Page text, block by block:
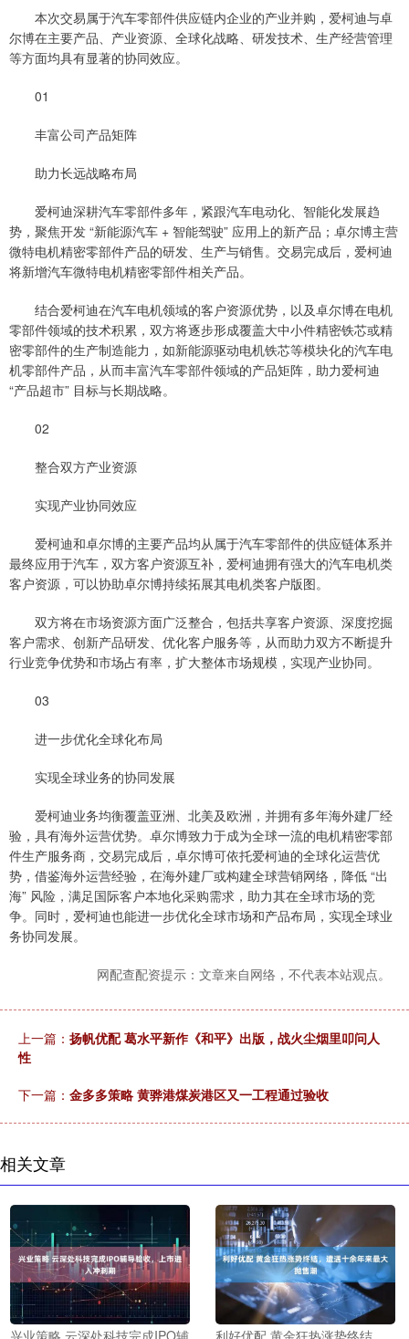
本次交易属于汽车零部件供应链内企业的产业并购，爱柯迪与卓
尔博在主要产品、产业资源、全球化战略、研发技术、生产经营管理
等方面均具有显著的协同效应。
01
丰富公司产品矩阵
助力长远战略布局
爱柯迪深耕汽车零部件多年，紧跟汽车电动化、智能化发展趋
势，聚焦开发 “新能源汽车 + 智能驾驶” 应用上的新产品；卓尔博主营
微特电机精密零部件产品的研发、生产与销售。交易完成后，爱柯迪
将新增汽车微特电机精密零部件相关产品。
结合爱柯迪在汽车电机领域的客户资源优势，以及卓尔博在电机
零部件领域的技术积累，双方将逐步形成覆盖大中小件精密铁芯或精
密零部件的生产制造能力，如新能源驱动电机铁芯等模块化的汽车电
机零部件产品，从而丰富汽车零部件领域的产品矩阵，助力爱柯迪
“产品超市” 目标与长期战略。
02
整合双方产业资源
实现产业协同效应
爱柯迪和卓尔博的主要产品均从属于汽车零部件的供应链体系并
最终应用于汽车，双方客户资源互补，爱柯迪拥有强大的汽车电机类
客户资源，可以协助卓尔博持续拓展其电机类客户版图。
双方将在市场资源方面广泛整合，包括共享客户资源、深度挖掘
客户需求、创新产品研发、优化客户服务等，从而助力双方不断提升
行业竞争优势和市场占有率，扩大整体市场规模，实现产业协同。
03
进一步优化全球化布局
实现全球业务的协同发展
爱柯迪业务均衡覆盖亚洲、北美及欧洲，并拥有多年海外建厂经
验，具有海外运营优势。卓尔博致力于成为全球一流的电机精密零部
件生产服务商，交易完成后，卓尔博可依托爱柯迪的全球化运营优
势，借鉴海外运营经验，在海外建厂或构建全球营销网络，降低 “出
海” 风险，满足国际客户本地化采购需求，助力其在全球市场的竞
争。同时，爱柯迪也能进一步优化全球市场和产品布局，实现全球业
务协同发展。
网配查配资提示：文章来自网络，不代表本站观点。
上一篇： 扬帆优配 葛水平新作《和平》出版，战火尘烟里叩问人
性
下一篇： 金多多策略 黄骅港煤炭港区又一工程通过验收
相关文章